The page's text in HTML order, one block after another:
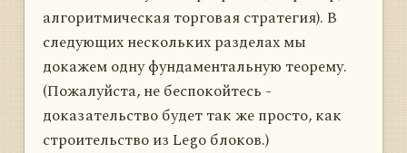
алгоритмическая торговая стратегия). В
следующих нескольких разделах мы
докажем одну фундаментальную теорему.
(Пожалуйста, не беспокойтесь -
доказательство будет так же просто, как
строительство из Lego блоков.)